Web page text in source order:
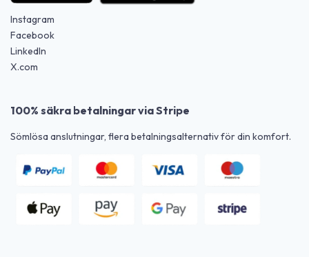
Instagram
Facebook
LinkedIn
X.com
100% säkra betalningar via Stripe
Sömlösa anslutningar, flera betalningsalternativ för din komfort.